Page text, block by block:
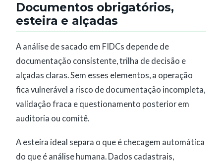
Documentos obrigatórios,
esteira e alçadas
A análise de sacado em FIDCs depende de
documentação consistente, trilha de decisão e
alçadas claras. Sem esses elementos, a operação
fica vulnerável a risco de documentação incompleta,
validação fraca e questionamento posterior em
auditoria ou comitê.
A esteira ideal separa o que é checagem automática
do que é análise humana. Dados cadastrais,